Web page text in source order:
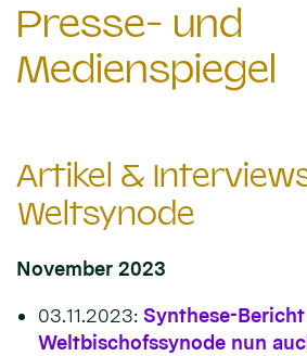
Presse- und
Medienspiegel
Artikel &
Weltsynode
November 2023
03.11.2023: Synthese-
Weltbischofssynode nun